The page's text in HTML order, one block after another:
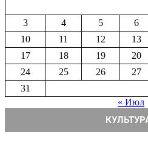
3
4 5 6
10
11 12 13
17
18 19 20
24
25 26 27
31
« Июл